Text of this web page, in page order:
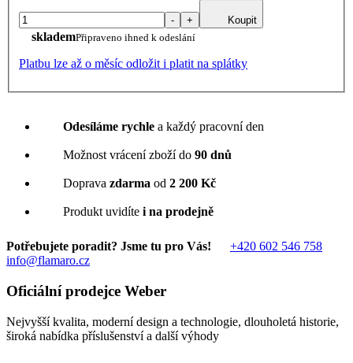
- + Koupit
sklademPřipraveno ihned k odeslání
Platbu lze až o měsíc odložit i platit na splátky
Odesíláme rychle a každý pracovní den
Možnost vrácení zboží do 90 dnů
Doprava zdarma od 2 200 Kč
Produkt uvidíte i na prodejně
Potřebujete poradit? Jsme tu pro Vás!
+420 602 546 758
info@flamaro.cz
Oficiální prodejce Weber
Nejvyšší kvalita, moderní design a technologie, dlouholetá historie,
široká nabídka příslušenství a další výhody